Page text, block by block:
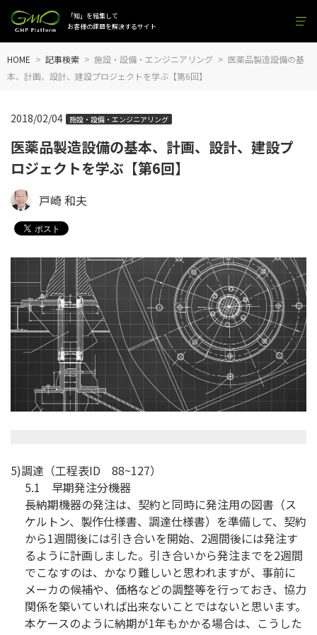
「知」を結集して
お客様の課題を解決するサイト
HOME 記事検索 施設・設備・エンジニアリング
医薬品製造設備の基
本、計画、設計、建設プロジェクトを学ぶ【第6回】
医薬品製造設備の基本、計画、設計、建設プ
ロジェクトを学ぶ【第6回】
2018/02/04 施設・設備・エンジニアリング
戸崎 和夫
5)調達（工程表ID 88~127）
5.1 早期発注分機器
長納期機器の発注は、契約と同時に発注用の図書（ス
ケルトン、製作仕様書、調達仕様書）を準備して、契約
から1週間後には引き合いを開始、2週間後には発注す
るように計画しました。引き合いから発注までを2週間
でこなすのは、かなり難しいと思われますが、事前に
メーカの候補や、価格などの調整等を行っておき、協力
関係を築いていれば出来ないことではないと思います。
本ケースのように納期が1年もかかる場合は、こうした